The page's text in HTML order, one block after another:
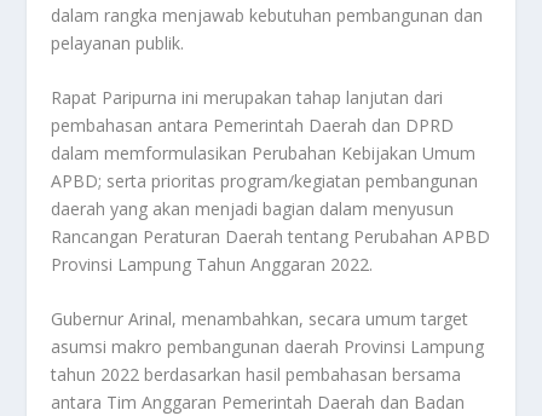
dalam rangka menjawab kebutuhan pembangunan dan
pelayanan publik.
Rapat Paripurna ini merupakan tahap lanjutan dari
pembahasan antara Pemerintah Daerah dan DPRD
dalam memformulasikan Perubahan Kebijakan Umum
APBD; serta prioritas program/kegiatan pembangunan
daerah yang akan menjadi bagian dalam menyusun
Rancangan Peraturan Daerah tentang Perubahan APBD
Provinsi Lampung Tahun Anggaran 2022.
Gubernur Arinal, menambahkan, secara umum target
asumsi makro pembangunan daerah Provinsi Lampung
tahun 2022 berdasarkan hasil pembahasan bersama
antara Tim Anggaran Pemerintah Daerah dan Badan